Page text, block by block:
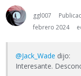
ggl007
febrero 2024
@Jack_Wade dijo:
Interesante.